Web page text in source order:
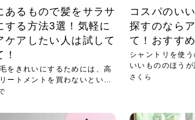
あるもので髪をサラサ
する方法3選！気軽に
ケアしたい人は試して
！
をきれいにするためには、高
ートメントを買わないといけ
コスパのい
探すのなら
て！おすす
シャントリを使
いいもののほう
ね？...
さくら